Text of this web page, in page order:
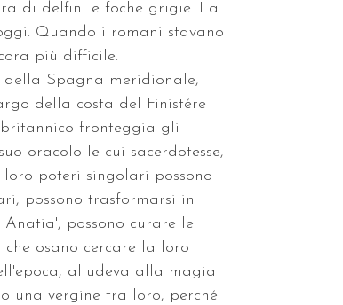
di delfini e foche grigie. La
Quando i romani stavano
più difficile.
della Spagna meridionale,
della costa del Finistére
fronteggia gli
oracolo le cui sacerdotesse,
poteri singolari possono
possono trasformarsi in
possono curare le
osano cercare la loro
alludeva alla magia
una vergine tra loro, perché